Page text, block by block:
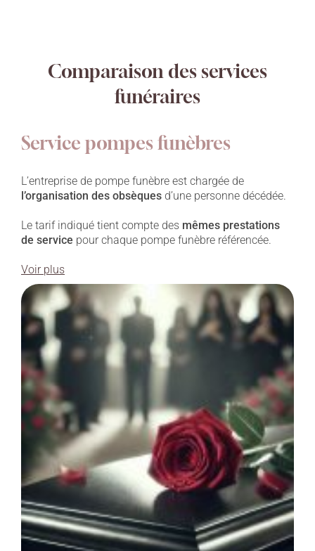
Comparaison des services
funéraires
Service pompes funèbres
L’entreprise de pompe funèbre est chargée de
l’organisation des obsèques d’une personne décédée.
Le tarif indiqué tient compte des mêmes prestations
de service pour chaque pompe funèbre référencée.
Voir plus